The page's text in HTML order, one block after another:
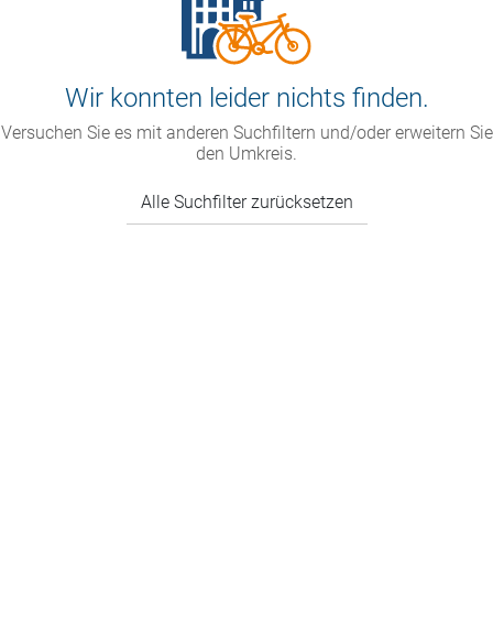
Wir konnten leider nichts finden.
Versuchen Sie es mit anderen Suchfiltern und/oder erweitern Sie
den Umkreis.
Alle Suchfilter zurücksetzen